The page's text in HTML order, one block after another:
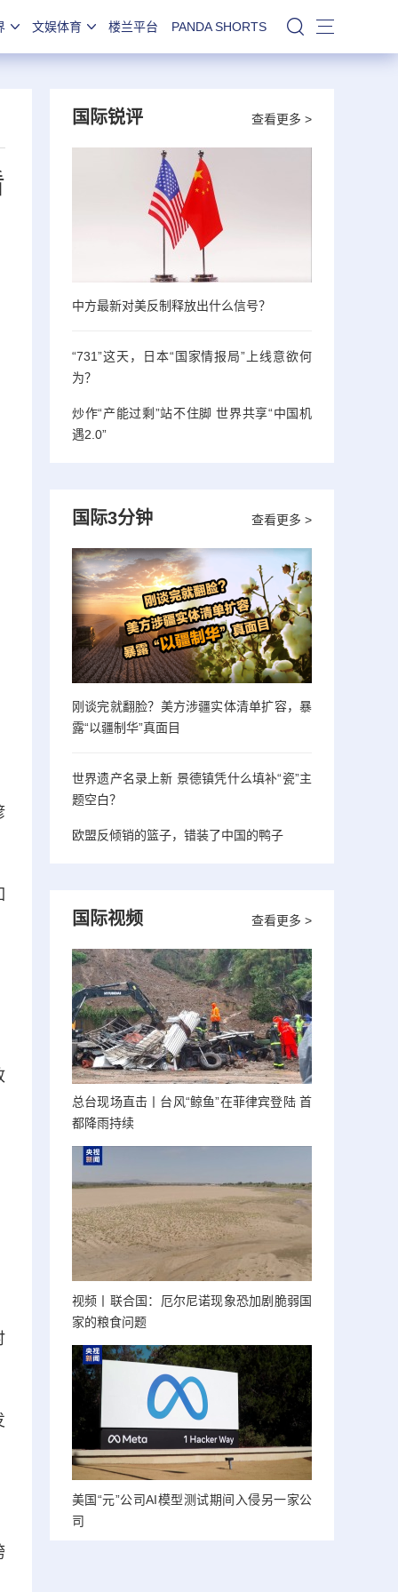
文娱体育 楼兰平台 PANDA SHORTS 站内搜索
查看更多 >
国际锐评
中方最新对美反制释放出什么信号？
“731”这天，日本“国家情报局”上线意欲何
为？
炒作“产能过剩”站不住脚 世界共享“中国机
遇2.0”
查看更多 >
国际3分钟
刚谈完就翻脸？美方涉疆实体清单扩容，暴
露“以疆制华”真面目
世界遗产名录上新 景德镇凭什么填补“瓷”主
题空白？
欧盟反倾销的篮子，错装了中国的鸭子
查看更多 >
国际视频
总台现场直击丨台风“鲸鱼”在菲律宾登陆 首
都降雨持续
视频丨联合国：厄尔尼诺现象恐加剧脆弱国
家的粮食问题
美国“元”公司AI模型测试期间入侵另一家公
司